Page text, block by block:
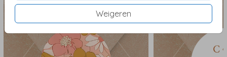
Weigeren